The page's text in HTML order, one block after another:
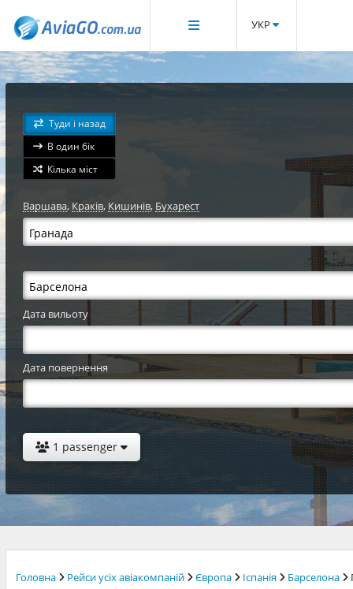
УКР
Туди і назад
В один бік
Кілька міст
Варшава,Краків,Кишинів,Бухарест
Дата вильоту
Дата повернення
1 passenger
Головна Рейси усіх авіакомпаній Європа Іспанія Барселона